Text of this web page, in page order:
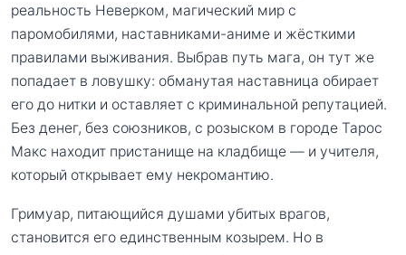
реальность Неверком, магический мир с
паромобилями, наставниками-аниме и жёсткими
правилами выживания. Выбрав путь мага, он тут же
попадает в ловушку: обманутая наставница обирает
его до нитки и оставляет с криминальной репутацией.
Без денег, без союзников, с розыском в городе Тарос
Макс находит пристанище на кладбище — и учителя,
который открывает ему некромантию.
Гримуар, питающийся душами убитых врагов,
становится его единственным козырем. Но в